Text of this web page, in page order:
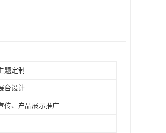
题定制
台设计
传、产品展示推广